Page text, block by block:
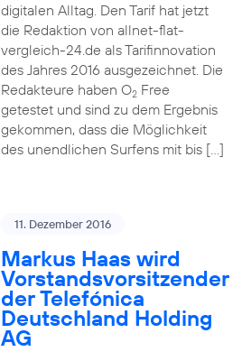
digitalen Alltag. Den Tarif hat jetzt
die Redaktion von allnet-flat-
vergleich-24.de als Tarifinnovation
des Jahres 2016 ausgezeichnet. Die
Redakteure haben O2Free
getestet und sind zu dem Ergebnis
gekommen, dass die Möglichkeit
des unendlichen Surfens mit bis […]
11. Dezember 2016
Markus Haas wird
Vorstandsvorsitzender
der Telefónica
Deutschland Holding
AG